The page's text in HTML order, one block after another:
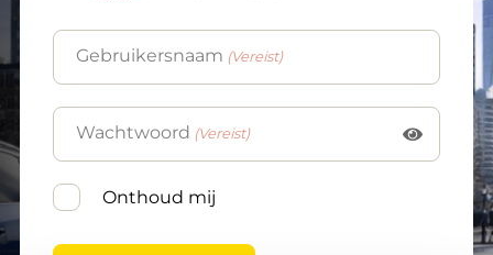
Gebruikersnaam (Vereist)
Wachtwoord (Vereist)
Onthoud mij